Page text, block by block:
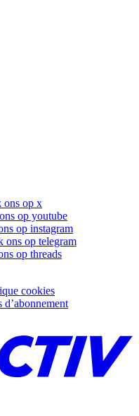
ons op x
op youtube
op instagram
ons op telegram
op threads
cookies